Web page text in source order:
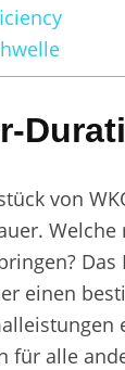
von
einen
für alle